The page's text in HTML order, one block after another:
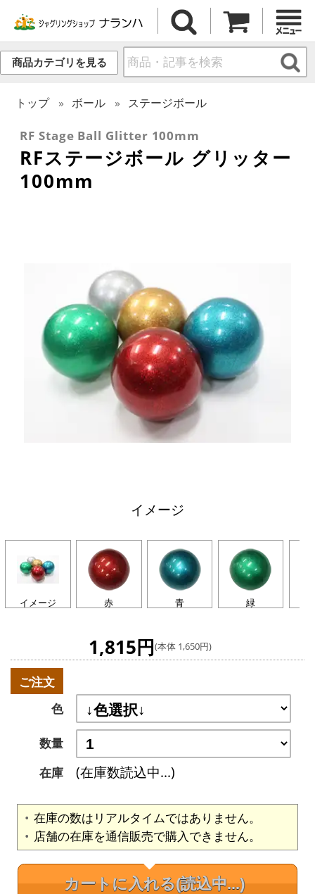
商品カテゴリを見る
トップ ボール ステージボール
RF Stage Ball Glitter 100mm
RFステージボール グリッター
100mm
イメージ
イメージ 赤 青 緑
1,815円(本体 1,650円)
ご注文
色
数量
在庫
(在庫数読込中...)
在庫の数はリアルタイムではありません。
店舗の在庫を通信販売で購入できません。
カートに入れる(読込中...)